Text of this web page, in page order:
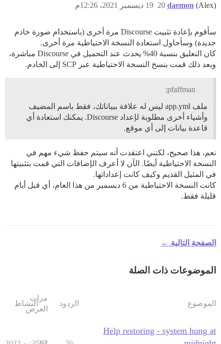
daemon (Alex) 19 ديسمبر 2021، 12:26م 20
سأقوم بإعادة تثبيت Discourse مرة أخرى (باستخدام صورة خادم
جديدة) وسأحاول استعادة النسخة الاحتياطية مرة أخرى.
كان التعليق بنسبة 40% يحدث عند التحميل في Discourse مباشرة،
وبعد ذلك قمت بنسخ النسخة الاحتياطية عبر SCP إلى الخادم.
pfaffman:
ملف app.yml ليس له علاقة ببياناتك، فقط باسم المضيف
وأشياء أخرى مطلوبة لإعداد Discourse. يمكنك استعادة أي
قاعدة بيانات إلى أي موقع.
نعم، هذا صحيح، لكنني اعتقدت أنه سيتم حفظ شيء مهم في
النسخة الاحتياطية أيضًا. الآن لا أعرف الإضافات التي قمت بتثبيتها
في المثيل القديم وكيف كانت إعداداتها.
كانت النسخة الاحتياطية من 6 ديسمبر من هذا العام، أي قبل أيام
قليلة فقط.
الصفحة التالية ←
الموضوعات ذات الصلة
الموضوع الردود
مرات
العرض
النشاط
Help restoring - system hung at